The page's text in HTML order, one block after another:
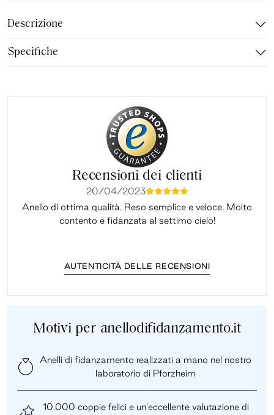
Descrizione
Specifiche
Recensioni dei clienti
20/04/2023mmmmm
Anello di ottima qualità. Reso semplice e veloce. Molto
contento e fidanzata al settimo cielo!
AUTENTICITÀ DELLE RECENSIONI
Motivi per anellodifidanzamento.it
Anelli di fidanzamento realizzati a mano nel nostro
laboratorio di Pforzheim
10.000 coppie felici e un'eccellente valutazione di